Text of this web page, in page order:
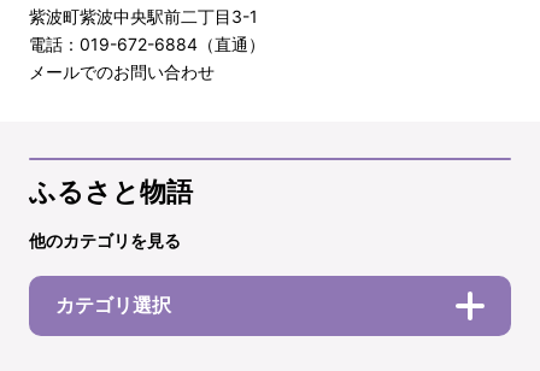
紫波町紫波中央駅前二丁目3-1
電話：019-672-6884（直通）
メールでのお問い合わせ
ふるさと物語
他のカテゴリを見る
カテゴリ選択